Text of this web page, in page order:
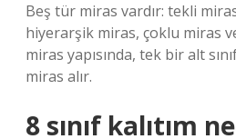
Beş tür miras vardır: tekli
hiyerarşik miras, çoklu miras
miras yapısında, tek bir alt
miras alır.
8 sınıf kalıtım